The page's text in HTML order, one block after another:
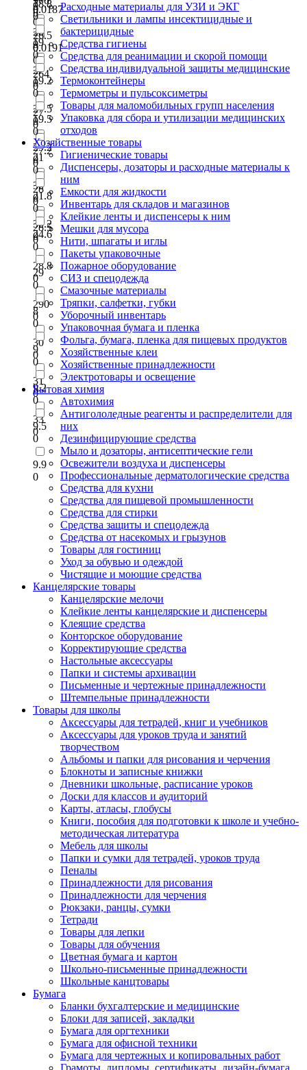
0.0187
0
0.0191
0
0
26
0
27
0
27.5
0
29.2
0
32
0
32.2
0
0
26.5
0
264
0
27
0
27.2
0
28
0
28.5
0
28.8
0
290
0
30
0
31
0
33
0
0
18.8
0
19
0
19.2
0
19.5
0
21
0
21.8
0
24.6
0
29
0
8
0
9
0
9.2
0
9.5
0
9.9
0
Расходные материалы для УЗИ и ЭКГ
Светильники и лампы инсектицидные и
бактерицидные
Средства гигиены
Средства для реанимации и скорой помощи
Средства индивидуальной защиты медицинские
Термоконтейнеры
Термометры и пульсоксиметры
Товары для маломобильных групп населения
Упаковка для сбора и утилизации медицинских
отходов
Хозяйственные товары
Гигиенические товары
Диспенсеры, дозаторы и расходные материалы к
ним
Емкости для жидкости
Инвентарь для складов и магазинов
Клейкие ленты и диспенсеры к ним
Мешки для мусора
Нити, шпагаты и иглы
Пакеты упаковочные
Пожарное оборудование
СИЗ и спецодежда
Смазочные материалы
Тряпки, салфетки, губки
Уборочный инвентарь
Упаковочная бумага и пленка
Фольга, бумага, пленка для пищевых продуктов
Хозяйственные клеи
Хозяйственные принадлежности
Электротовары и освещение
Бытовая химия
Автохимия
Антигололедные реагенты и распределители для
них
Дезинфицирующие средства
Мыло и дозаторы, антисептические гели
Освежители воздуха и диспенсеры
Профессиональные дерматологические средства
Средства для кухни
Средства для пищевой промышленности
Средства для стирки
Средства защиты и спецодежда
Средства от насекомых и грызунов
Товары для гостиниц
Уход за обувью и одеждой
Чистящие и моющие средства
Канцелярские товары
Канцелярские мелочи
Клейкие ленты канцелярские и диспенсеры
Клеящие средства
Конторское оборудование
Корректирующие средства
Настольные аксессуары
Папки и системы архивации
Письменные и чертежные принадлежности
Штемпельные принадлежности
Товары для школы
Аксессуары для тетрадей, книг и учебников
Аксессуары для уроков труда и занятий
творчеством
Альбомы и папки для рисования и черчения
Блокноты и записные книжки
Дневники школьные, расписание уроков
Доски для классов и аудиторий
Карты, атласы, глобусы
Книги, пособия для подготовки к школе и учебно-
методическая литература
Мебель для школы
Папки и сумки для тетрадей, уроков труда
Пеналы
Принадлежности для рисования
Принадлежности для черчения
Рюкзаки, ранцы, сумки
Тетради
Товары для лепки
Товары для обучения
Цветная бумага и картон
Школьно-письменные принадлежности
Школьные канцтовары
Бумага
Бланки бухгалтерские и медицинские
Блоки для записей, закладки
Бумага для оргтехники
Бумага для офисной техники
Бумага для чертежных и копировальных работ
Грамоты, дипломы, сертификаты, дизайн-бумага